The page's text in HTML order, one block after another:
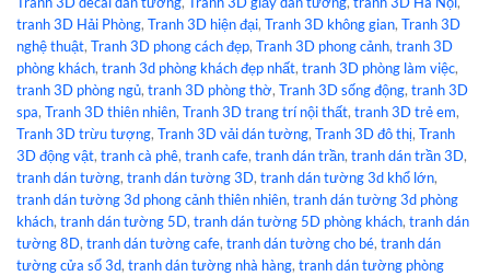
tranh 3D Hải Phòng, Tranh 3D hiện đại, Tranh 3D không gian, Tranh 3D
nghệ thuật, Tranh 3D phong cách đẹp, Tranh 3D phong cảnh, tranh 3D
phòng khách, tranh 3d phòng khách đẹp nhất, tranh 3D phòng làm việc,
tranh 3D phòng ngủ, tranh 3D phòng thờ, Tranh 3D sống động, tranh 3D
spa, Tranh 3D thiên nhiên, Tranh 3D trang trí nội thất, tranh 3D trẻ em,
Tranh 3D trừu tượng, Tranh 3D vải dán tường, Tranh 3D đô thị, Tranh
3D động vật, tranh cà phê, tranh cafe, tranh dán trần, tranh dán trần 3D,
tranh dán tường, tranh dán tường 3D, tranh dán tường 3d khổ lớn,
tranh dán tường 3d phong cảnh thiên nhiên, tranh dán tường 3d phòng
khách, tranh dán tường 5D, tranh dán tường 5D phòng khách, tranh dán
tường 8D, tranh dán tường cafe, tranh dán tường cho bé, tranh dán
tường cửa sổ 3d, tranh dán tường nhà hàng, tranh dán tường phòng